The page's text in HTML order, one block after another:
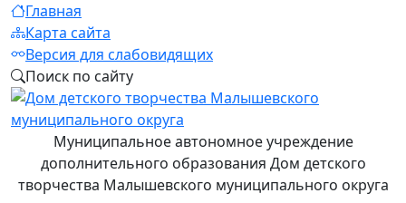
Главная
Карта сайта
Версия для слабовидящих
Поиск по сайту
Муниципальное автономное учреждение
дополнительного образования Дом детского
творчества Малышевского муниципального округа